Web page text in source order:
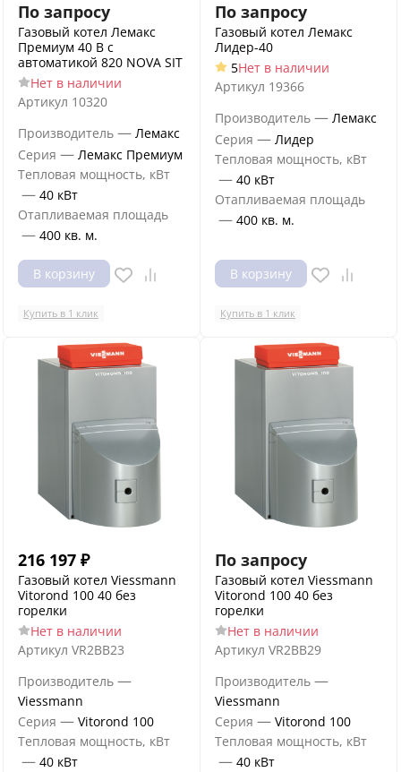
По запросу
Газовый котел Лемакс
Премиум 40 В с
автоматикой 820 NOVA SIT
Нет в наличии
Артикул 10320
Производитель — Лемакс
Серия — Лемакс Премиум
Тепловая мощность, кВт
— 40 кВт
Отапливаемая площадь
— 400 кв. м.
В корзину
Купить в 1 клик
По запросу
Газовый котел Лемакс
Лидер-40
5Нет в наличии
Артикул 19366
Производитель — Лемакс
Серия — Лидер
Тепловая мощность, кВт
— 40 кВт
Отапливаемая площадь
— 400 кв. м.
В корзину
Купить в 1 клик
216 197 ₽
Газовый котел Viessmann
Vitorond 100 40 без
горелки
Нет в наличии
Артикул VR2BB23
Производитель —
Viessmann
Серия — Vitorond 100
Тепловая мощность, кВт
— 40 кВт
По запросу
Газовый котел Viessmann
Vitorond 100 40 без
горелки
Нет в наличии
Артикул VR2BB29
Производитель —
Viessmann
Серия — Vitorond 100
Тепловая мощность, кВт
— 40 кВт